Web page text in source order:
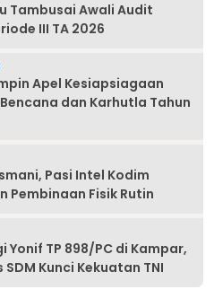
Tambusai Awali Audit
III TA 2026
Apel Kesiapsiagaan
dan Karhutla Tahun
Pasi Intel Kodim
Pembinaan Fisik Rutin
Yonif TP 898/PC di Kampar,
Kunci Kekuatan TNI